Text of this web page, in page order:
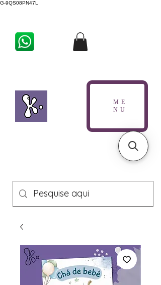
G-9QS08PN47L
ME
NU